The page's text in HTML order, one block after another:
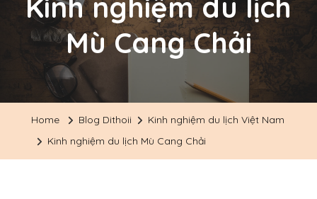
Kinh nghiệm du lịch
Mù Cang Chải
Home Blog Dithoii
Kinh nghiệm du lịch Việt Nam
Kinh nghiệm du lịch Mù Cang Chải